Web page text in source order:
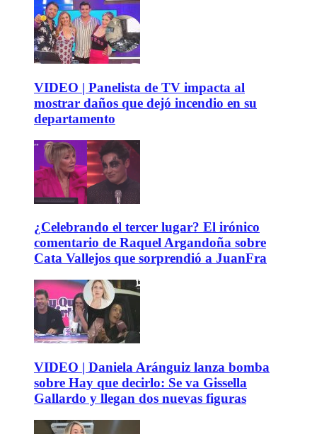
VIDEO | Panelista de TV impacta al
mostrar daños que dejó incendio en su
departamento
¿Celebrando el tercer lugar? El irónico
comentario de Raquel Argandoña sobre
Cata Vallejos que sorprendió a JuanFra
VIDEO | Daniela Aránguiz lanza bomba
sobre Hay que decirlo: Se va Gissella
Gallardo y llegan dos nuevas figuras